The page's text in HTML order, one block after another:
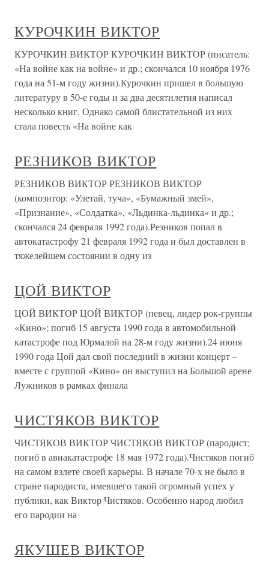
КУРОЧКИН ВИКТОР
КУРОЧКИН ВИКТОР КУРОЧКИН ВИКТОР (писатель:
«На войне как на войне» и др.; скончался 10 ноября 1976
года на 51-м году жизни).Курочкин пришел в большую
литературу в 50-е годы и за два десятилетия написал
несколько книг. Однако самой блистательной из них
стала повесть «На войне как
РЕЗНИКОВ ВИКТОР
РЕЗНИКОВ ВИКТОР РЕЗНИКОВ ВИКТОР
(композитор: «Улетай, туча», «Бумажный змей»,
«Признание», «Солдатка», «Льдинка-льдинка» и др.;
скончался 24 февраля 1992 года).Резников попал в
автокатастрофу 21 февраля 1992 года и был доставлен в
тяжелейшем состоянии в одну из
ЦОЙ ВИКТОР
ЦОЙ ВИКТОР ЦОЙ ВИКТОР (певец, лидер рок-группы
«Кино»; погиб 15 августа 1990 года в автомобильной
катастрофе под Юрмалой на 28-м году жизни).24 июня
1990 года Цой дал свой последний в жизни концерт –
вместе с группой «Кино» он выступил на Большой арене
Лужников в рамках финала
ЧИСТЯКОВ ВИКТОР
ЧИСТЯКОВ ВИКТОР ЧИСТЯКОВ ВИКТОР (пародист;
погиб в авиакатастрофе 18 мая 1972 года).Чистяков погиб
на самом взлете своей карьеры. В начале 70-х не было в
стране пародиста, имевшего такой огромный успех у
публики, как Виктор Чистяков. Особенно народ любил
его пародии на
ЯКУШЕВ ВИКТОР